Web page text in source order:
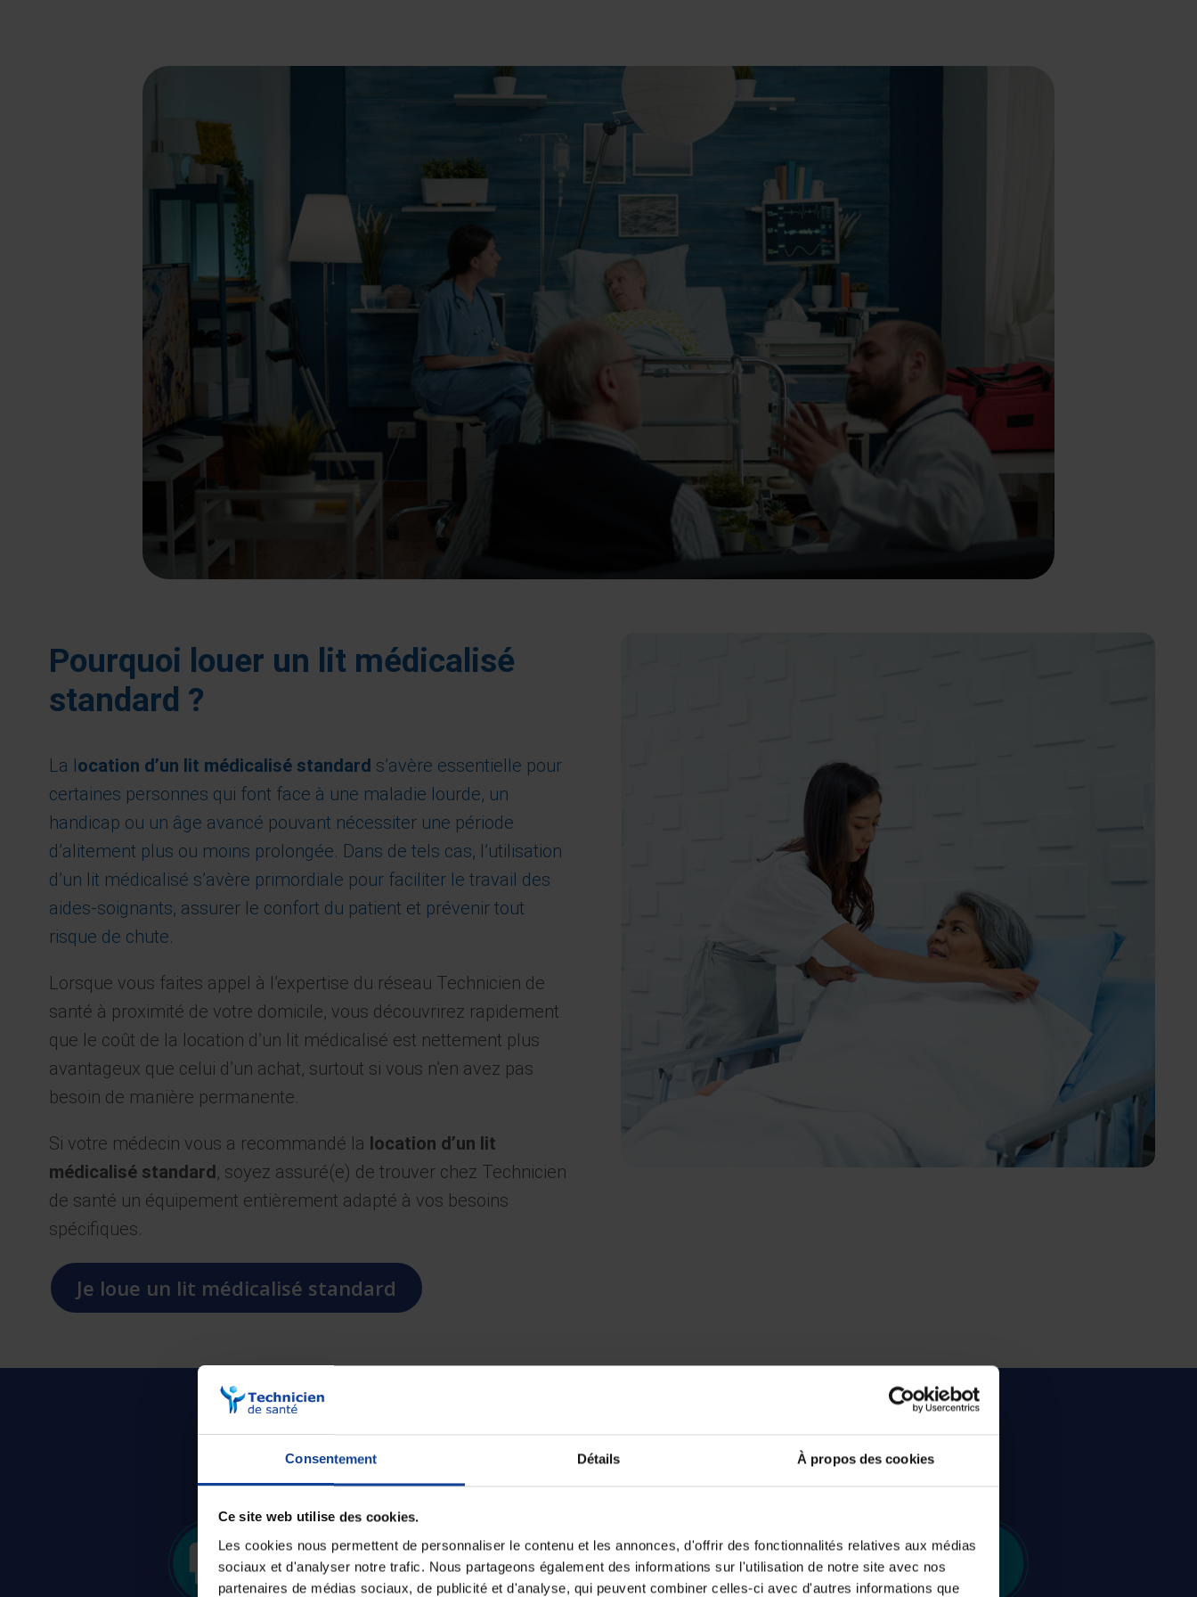
Consentement Détails À propos des cookies
Ce site web utilise des cookies.
Les cookies nous permettent de personnaliser le contenu et les annonces, d'offrir des fonctionnalités relatives aux médias
sociaux et d'analyser notre trafic. Nous partageons également des informations sur l'utilisation de notre site avec nos
partenaires de médias sociaux, de publicité et d'analyse, qui peuvent combiner celles-ci avec d'autres informations que
Pourquoi louer un lit médicalisé
standard ?
La location d’un lit médicalisé standard s’avère essentielle pour
certaines personnes qui font face à une maladie lourde, un
handicap ou un âge avancé pouvant nécessiter une période
d’alitement plus ou moins prolongée. Dans de tels cas, l’utilisation
d’un lit médicalisé s’avère primordiale pour faciliter le travail des
aides-soignants, assurer le confort du patient et prévenir tout
risque de chute.
Lorsque vous faites appel à l’expertise du réseau Technicien de
santé à proximité de votre domicile, vous découvrirez rapidement
que le coût de la location d’un lit médicalisé est nettement plus
avantageux que celui d’un achat, surtout si vous n’en avez pas
besoin de manière permanente.
Si votre médecin vous a recommandé la location d’un lit
médicalisé standard, soyez assuré(e) de trouver chez Technicien
de santé un équipement entièrement adapté à vos besoins
spécifiques.
Je loue un lit médicalisé standard
Les petits plus de la location de lit médicalisé standard